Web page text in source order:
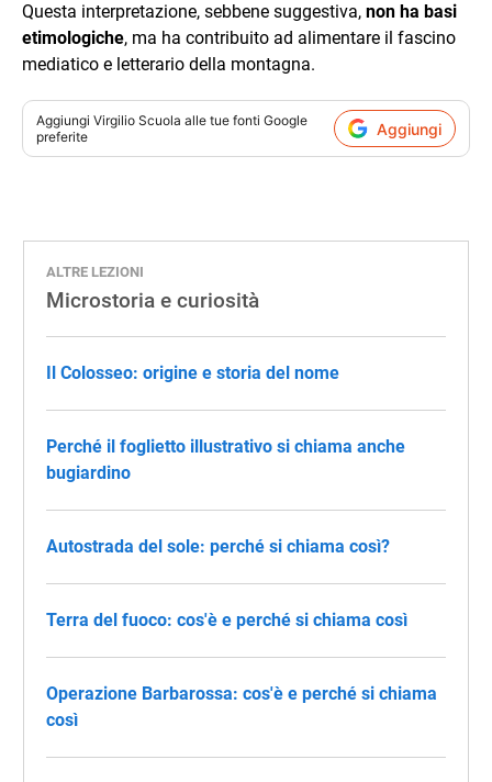
Questa interpretazione, sebbene suggestiva, non ha basi
etimologiche, ma ha contribuito ad alimentare il fascino
mediatico e letterario della montagna.
Aggiungi Virgilio Scuola alle tue fonti Google
preferite
Aggiungi
ALTRE LEZIONI
Microstoria e curiosità
Il Colosseo: origine e storia del nome
Perché il foglietto illustrativo si chiama anche
bugiardino
Autostrada del sole: perché si chiama così?
Terra del fuoco: cos'è e perché si chiama così
Operazione Barbarossa: cos'è e perché si chiama
così